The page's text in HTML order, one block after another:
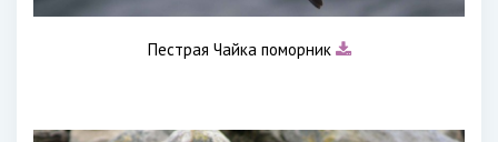
Пестрая Чайка поморник